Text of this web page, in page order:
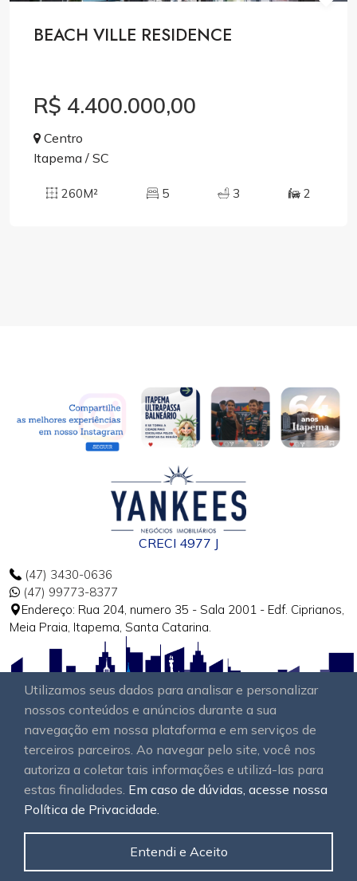
Utilizamos seus dados para analisar e personalizar
nossos conteúdos e anúncios durante a sua
navegação em nossa plataforma e em serviços de
terceiros parceiros. Ao navegar pelo site, você nos
autoriza a coletar tais informações e utilizá-las para
estas finalidades. Em caso de dúvidas, acesse nossa
Política de Privacidade.
Entendi e Aceito
BEACH VILLE RESIDENCE
R$ 4.400.000,00
Centro
Itapema / SC
260M² 5 3 2
CRECI 4977 J
(47) 3430-0636
(47) 99773-8377
Endereço: Rua 204, numero 35 - Sala 2001 - Edf. Ciprianos,
Meia Praia, Itapema, Santa Catarina.
OAWEB. Todos os direitos reservados.